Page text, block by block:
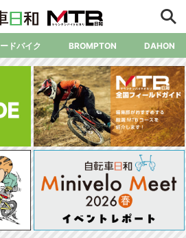
ドバイク BROMPTON DAHON